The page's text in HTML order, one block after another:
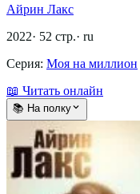
Айрин Лакс
2022· 52 стр.· ru
Серия: Моя на миллион
📖 Читать онлайн
📚 На полку